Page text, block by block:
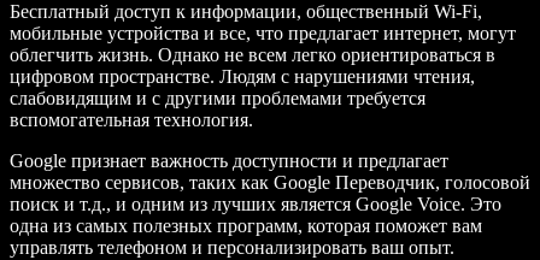
Бесплатный доступ к информации, общественный Wi-Fi,
мобильные устройства и все, что предлагает интернет, могут
облегчить жизнь. Однако не всем легко ориентироваться в
цифровом пространстве. Людям с нарушениями чтения,
слабовидящим и с другими проблемами требуется
вспомогательная технология.
Google признает важность доступности и предлагает
множество сервисов, таких как Google Переводчик, голосовой
поиск и т.д., и одним из лучших является Google Voice. Это
одна из самых полезных программ, которая поможет вам
управлять телефоном и персонализировать ваш опыт.